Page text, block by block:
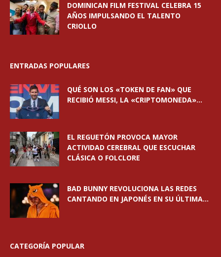
DOMINICAN FILM FESTIVAL CELEBRA 15
AÑOS IMPULSANDO EL TALENTO
CRIOLLO
ENTRADAS POPULARES
QUÉ SON LOS «TOKEN DE FAN» QUE
RECIBIÓ MESSI, LA «CRIPTOMONEDA»...
EL REGUETÓN PROVOCA MAYOR
ACTIVIDAD CEREBRAL QUE ESCUCHAR
CLÁSICA O FOLCLORE
BAD BUNNY REVOLUCIONA LAS REDES
CANTANDO EN JAPONÉS EN SU ÚLTIMA...
CATEGORÍA POPULAR